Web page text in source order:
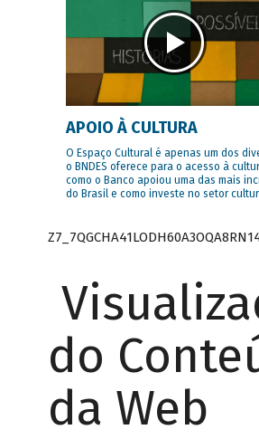
APOIO À CULTURA
O Espaço Cultural é apenas um dos
o BNDES oferece para o acesso à
como o Banco apoiou uma das mais
do Brasil e como investe no setor
do
da Web